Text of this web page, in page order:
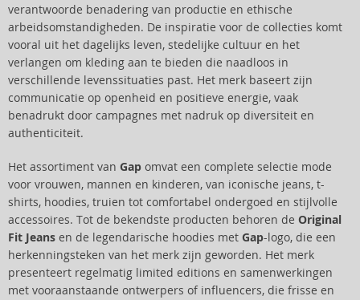
verantwoorde benadering van productie en ethische
arbeidsomstandigheden. De inspiratie voor de collecties komt
vooral uit het dagelijks leven, stedelijke cultuur en het
verlangen om kleding aan te bieden die naadloos in
verschillende levenssituaties past. Het merk baseert zijn
communicatie op openheid en positieve energie, vaak
benadrukt door campagnes met nadruk op diversiteit en
authenticiteit.
Het assortiment van Gap omvat een complete selectie mode
voor vrouwen, mannen en kinderen, van iconische jeans, t-
shirts, hoodies, truien tot comfortabel ondergoed en stijlvolle
accessoires. Tot de bekendste producten behoren de Original
Fit Jeans en de legendarische hoodies met Gap-logo, die een
herkenningsteken van het merk zijn geworden. Het merk
presenteert regelmatig limited editions en samenwerkingen
met vooraanstaande ontwerpers of influencers, die frisse en